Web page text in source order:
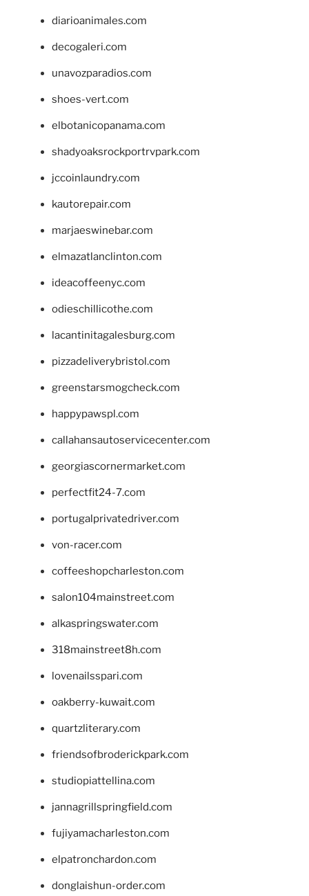
diarioanimales.com
decogaleri.com
unavozparadios.com
shoes-vert.com
elbotanicopanama.com
shadyoaksrockportrvpark.com
jccoinlaundry.com
kautorepair.com
marjaeswinebar.com
elmazatlanclinton.com
ideacoffeenyc.com
odieschillicothe.com
lacantinitagalesburg.com
pizzadeliverybristol.com
greenstarsmogcheck.com
happypawspl.com
callahansautoservicecenter.com
georgiascornermarket.com
perfectfit24-7.com
portugalprivatedriver.com
von-racer.com
coffeeshopcharleston.com
salon104mainstreet.com
alkaspringswater.com
318mainstreet8h.com
lovenailsspari.com
oakberry-kuwait.com
quartzliterary.com
friendsofbroderickpark.com
studiopiattellina.com
jannagrillspringfield.com
fujiyamacharleston.com
elpatronchardon.com
donglaishun-order.com